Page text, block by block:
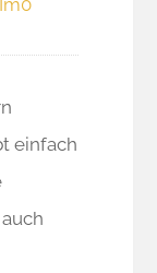
einfach